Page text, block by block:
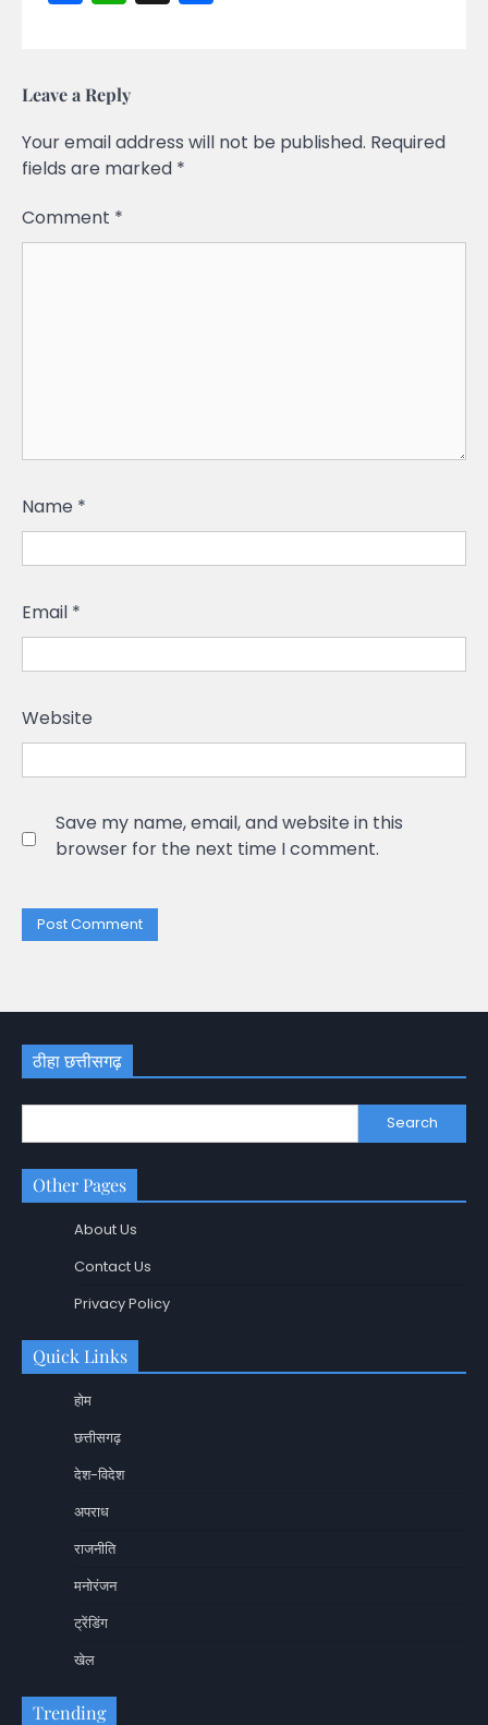
Leave a Reply
Your email address will not be published. Required
fields are marked *
Comment *
Name *
Email *
Website
Save my name, email, and website in this
browser for the next time I comment.
ठीहा छत्तीसगढ़
Search
Other Pages
About Us
Contact Us
Privacy Policy
Quick Links
होम
छत्तीसगढ़
देश-विदेश
अपराध
राजनीति
मनोरंजन
ट्रेंडिंग
खेल
Trending